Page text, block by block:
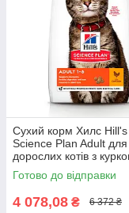
Сухий корм Хилс Hill's
Science Plan Adult для
дорослих котів з
Готово до відправки
4 078,08 ₴ 6 372 ₴